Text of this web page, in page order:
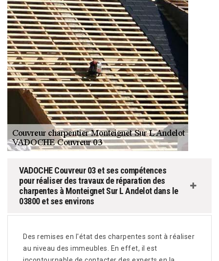
VADOCHE Couvreur 03 et ses compétences
pour réaliser des travaux de réparation des
charpentes à Monteignet Sur L Andelot dans le
03800 et ses environs
Des remises en l'état des charpentes sont à réaliser
au niveau des immeubles. En effet, il est